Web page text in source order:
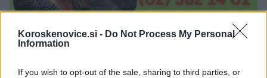
Koroskenovice.si - Do Not Process My Personal
Information
If you wish to opt-out of the sale, sharing to third parties, or